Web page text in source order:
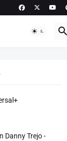
Danny Trejo -